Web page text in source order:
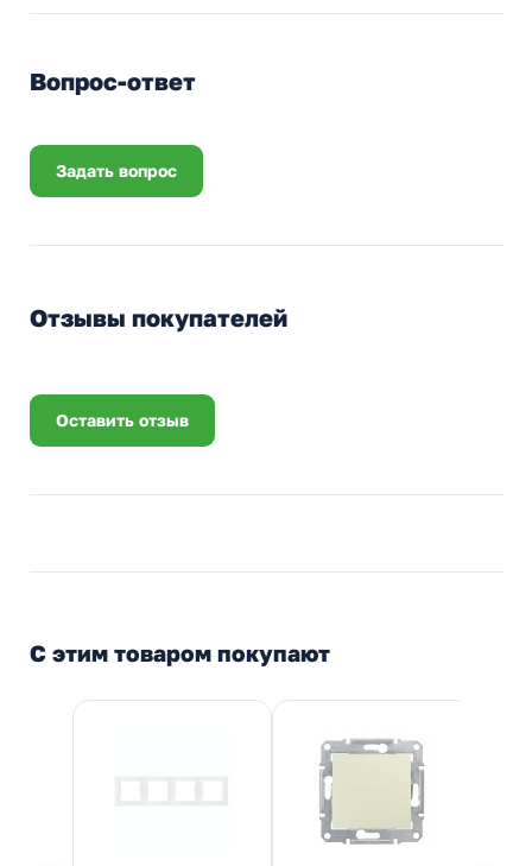
Вопрос-ответ
Задать вопрос
Отзывы покупателей
Оставить отзыв
С этим товаром покупают